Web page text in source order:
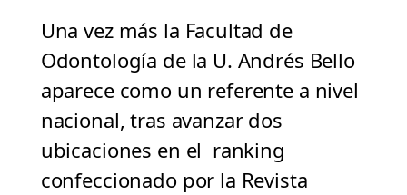
Una vez más la Facultad de
Odontología de la U. Andrés Bello
aparece como un referente a nivel
nacional, tras avanzar dos
ubicaciones en el ranking
confeccionado por la Revista